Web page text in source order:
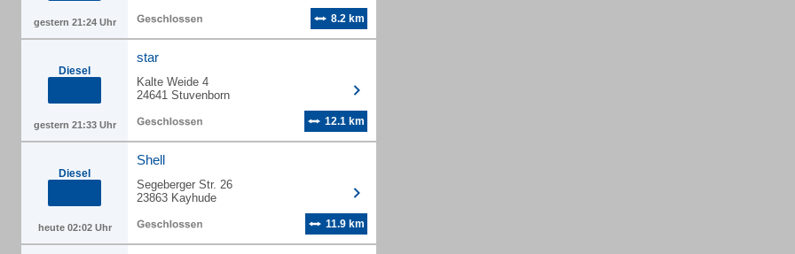
gestern 21:24 Uhr 8.2 km
Diesel
gestern 21:33 Uhr
star
Kalte Weide 4
24641 Stuvenborn
12.1 km
Diesel
heute 02:02 Uhr
Shell
Segeberger Str. 26
23863 Kayhude
11.9 km